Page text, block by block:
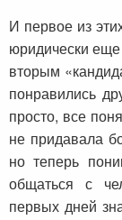
И первое из
юридически
вторым
понравились
просто, все
не придавала
но теперь
общаться с
первых дней